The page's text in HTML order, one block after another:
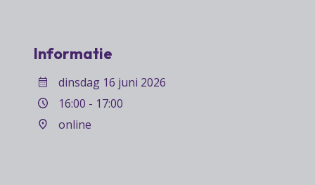
In English
Agenda
Informatie
dinsdag 16 juni 2026
16:00 - 17:00
online